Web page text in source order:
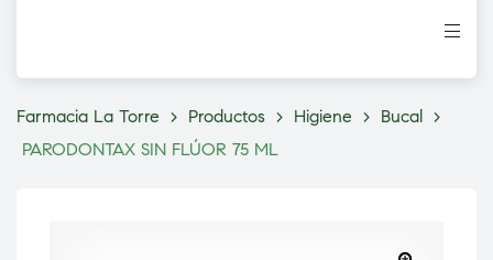
Farmacia La Torre > Productos > Higiene > Bucal >
PARODONTAX SIN FLÚOR 75 ML